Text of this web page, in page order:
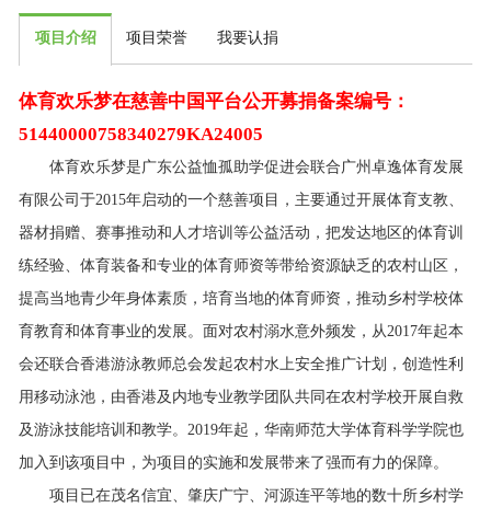
项目介绍 项目荣誉 我要认捐
体育欢乐梦在慈善中国平台公开募捐备案编号：
51440000758340279KA24005
体育欢乐梦是广东公益恤孤助学促进会联合广州卓逸体育发展
有限公司于2015年启动的一个慈善项目，主要通过开展体育支教、
器材捐赠、赛事推动和人才培训等公益活动，把发达地区的体育训
练经验、体育装备和专业的体育师资等带给资源缺乏的农村山区，
提高当地青少年身体素质，培育当地的体育师资，推动乡村学校体
育教育和体育事业的发展。面对农村溺水意外频发，从2017年起本
会还联合香港游泳教师总会发起农村水上安全推广计划，创造性利
用移动泳池，由香港及内地专业教学团队共同在农村学校开展自救
及游泳技能培训和教学。2019年起，华南师范大学体育科学学院也
加入到该项目中，为项目的实施和发展带来了强而有力的保障。
项目已在茂名信宜、肇庆广宁、河源连平等地的数十所乡村学